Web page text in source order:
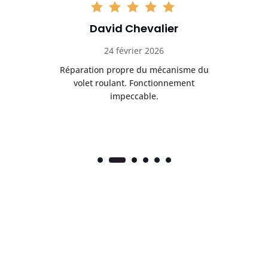
David Chevalier
24 février 2026
Réparation propre du mécanisme du
volet roulant. Fonctionnement
impeccable.